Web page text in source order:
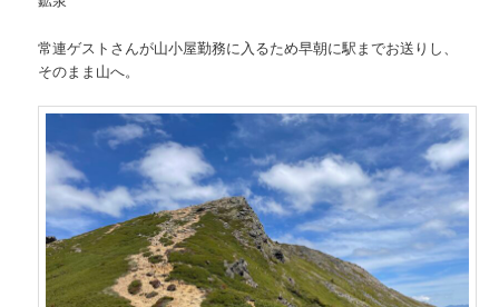
常連ゲストさんが山小屋勤務に入るため早朝に駅までお送りし、
そのまま山へ。